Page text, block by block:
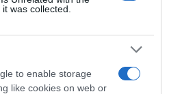
was collected.
to enable storage
like cookies on web or
de precios extremos
en la oferta y la
y distribución.